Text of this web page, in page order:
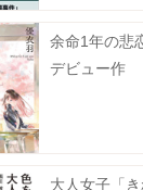
余命1年の悲
デビュー作
大人女子「き